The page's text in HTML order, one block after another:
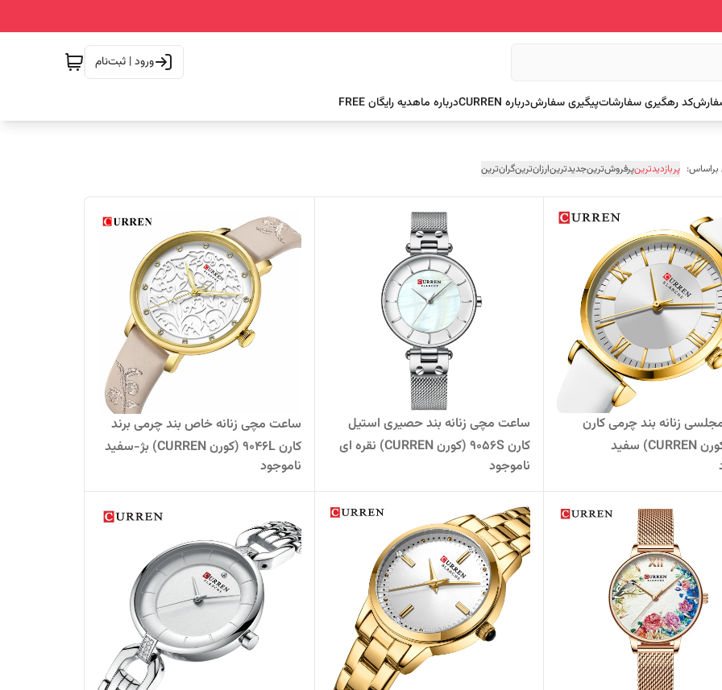
ورود | ثبت‌نام
کد رهگیری سفارشاتپیگیری سفارشدرباره CURREN درباره ماهدیه رایگان FREE
پربازدیدترینپرفروش‌ترینجدیدترینارزان‌ترینگران‌ترین
زنانه بند چرمی کارن
ساعت مچی زنانه بند حصیری استیل
کارن 9056S (کورن CURREN) نقره ای
ناموجود
ساعت مچی زنانه خاص بند چرمی برند
کارن 9046L (کورن CURREN) بژ-سفید
ناموجود